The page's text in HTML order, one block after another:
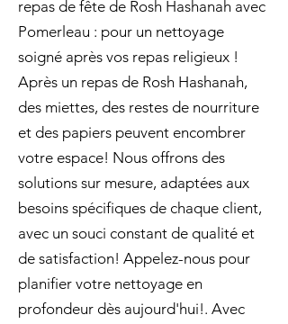
repas de fête de Rosh Hashanah avec
Pomerleau : pour un nettoyage
soigné après vos repas religieux !
Après un repas de Rosh Hashanah,
des miettes, des restes de nourriture
et des papiers peuvent encombrer
votre espace! Nous offrons des
solutions sur mesure, adaptées aux
besoins spécifiques de chaque client,
avec un souci constant de qualité et
de satisfaction! Appelez-nous pour
planifier votre nettoyage en
profondeur dès aujourd'hui!. Avec